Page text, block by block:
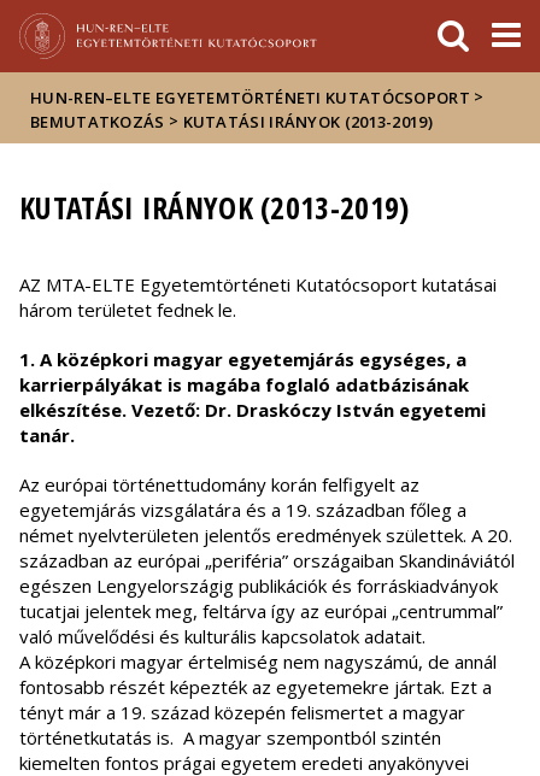
sajtóban
HUN-REN–ELTE EGYETEMTÖRTÉNETI KUTATÓCSOPORT >
BEMUTATKOZÁS > KUTATÁSI IRÁNYOK (2013-2019)
KUTATÁSI IRÁNYOK (2013-2019)
AZ MTA-ELTE Egyetemtörténeti Kutatócsoport kutatásai
három területet fednek le.
1. A középkori magyar egyetemjárás egységes, a
karrierpályákat is magába foglaló adatbázisának
elkészítése. Vezető: Dr. Draskóczy István egyetemi
tanár.
Az európai történettudomány korán felfigyelt az
egyetemjárás vizsgálatára és a 19. században főleg a
német nyelvterületen jelentős eredmények születtek. A 20.
században az európai „periféria” országaiban Skandináviától
egészen Lengyelországig publikációk és forráskiadványok
tucatjai jelentek meg, feltárva így az európai „centrummal”
való művelődési és kulturális kapcsolatok adatait.
A középkori magyar értelmiség nem nagyszámú, de annál
fontosabb részét képezték az egyetemekre jártak. Ezt a
tényt már a 19. század közepén felismertet a magyar
történetkutatás is. A magyar szempontból szintén
kiemelten fontos prágai egyetem eredeti anyakönyvei